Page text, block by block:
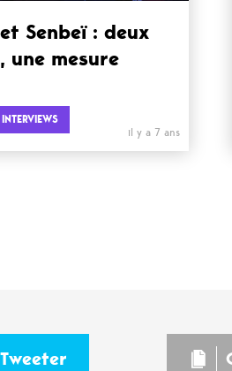
Senbeï : deux
une mesure
INTERVIEWS
il y a 7 ans
Tweeter